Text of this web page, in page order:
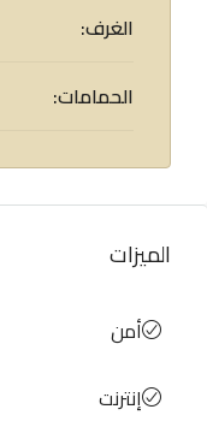
الغرف:
الحمامات:
الميزات
أمن
إنترنت